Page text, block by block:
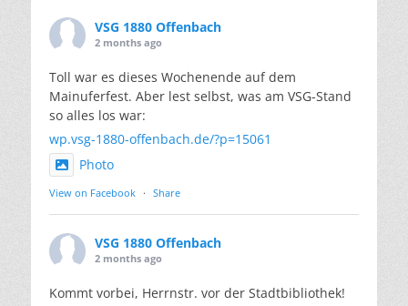
VSG 1880 Offenbach
2 months ago
Toll war es dieses Wochenende auf dem
Mainuferfest. Aber lest selbst, was am VSG-Stand
so alles los war:
wp.vsg-1880-offenbach.de/?p=15061
Photo
View on Facebook · Share
VSG 1880 Offenbach
2 months ago
Kommt vorbei, Herrnstr. vor der Stadtbibliothek!